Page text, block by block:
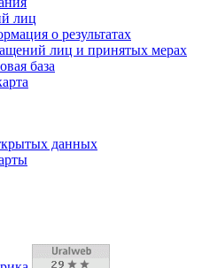
лиц
о результатах
лиц и принятых мерах
база
данных